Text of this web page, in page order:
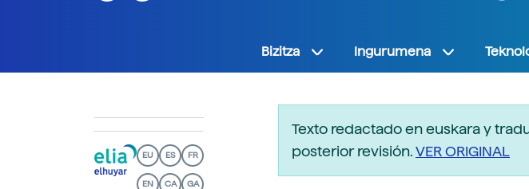
Bizitza Ingurumena
EU ES FR
EN CA GA
Texto redactado en euskara y
posterior revisión.VER ORIGINAL